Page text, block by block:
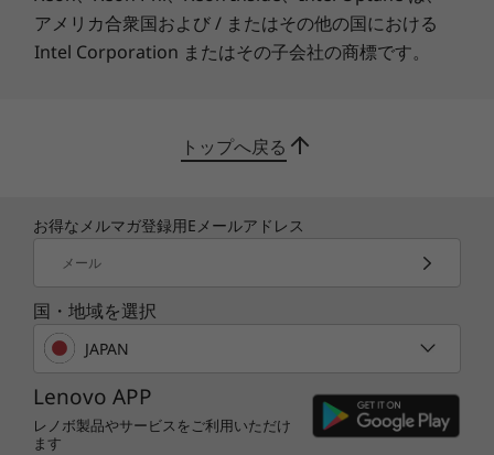
Windows 10 の優れた機能を活用
Windows 10 では、さらに創造性を発揮すること
アメリカ合衆国および / またはその他の国における
Intel Corporation またはその子会社の商標です。
トップへ戻る
お得なメルマガ登録用Eメールアドレス
メール
国・地域を選択
JAPAN
Lenovo APP
レノボ製品やサービスをご利用いただけ
ます